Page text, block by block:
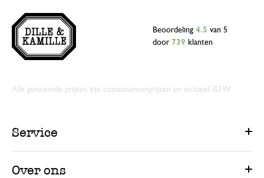
Beoordeling 4.5 van 5
door 739 klanten
Alle genoemde prijzen zijn consumentenprijzen en inclusief BTW.
Service
Over ons